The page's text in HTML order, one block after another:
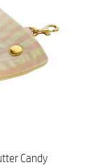
Candy